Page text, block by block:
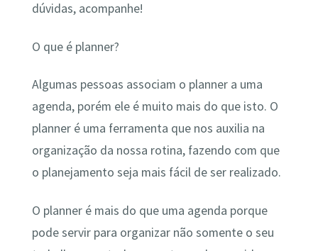
dúvidas, acompanhe!
O que é planner?
Algumas pessoas associam o planner a uma
agenda, porém ele é muito mais do que isto. O
planner é uma ferramenta que nos auxilia na
organização da nossa rotina, fazendo com que
o planejamento seja mais fácil de ser realizado.
O planner é mais do que uma agenda porque
pode servir para organizar não somente o seu